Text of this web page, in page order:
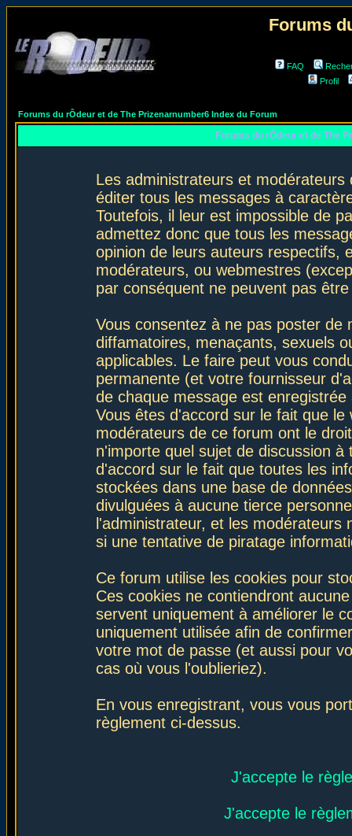
Forums
FAQ
Profil
Forums du rÔdeur et de The Prizenarnumber6 Index du Forum
Forums du rÔdeur et de The
Les administrateurs et
éditer tous les messages à
Toutefois, il leur est impossible de
admettez donc que tous les
opinion de leurs auteurs respectifs,
modérateurs, ou webmestres
par conséquent ne peuvent pas
Vous consentez à ne pas poster de
diffamatoires, menaçants, sexuels
applicables. Le faire peut vous
permanente (et votre fournisseur
de chaque message est
Vous êtes d'accord sur le fait que
modérateurs de ce forum ont le
n'importe quel sujet de discussion
d'accord sur le fait que toutes les
stockées dans une base de
divulguées à aucune tierce
l'administrateur, et les
si une tentative de piratage
Ce forum utilise les cookies pour
Ces cookies ne contiendront
servent uniquement à améliorer le
uniquement utilisée afin de
votre mot de passe (et aussi pour
cas où vous l'oublieriez).
En vous enregistrant, vous vous
règlement ci-dessus.
J'accepte le
J'accepte le